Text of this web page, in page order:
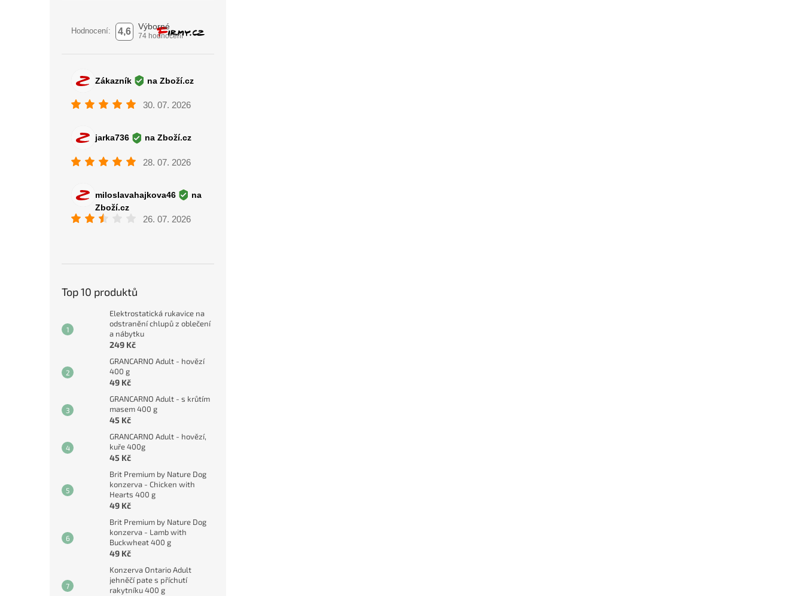
Top 10 produktů
Elektrostatická rukavice na
odstranění chlupů z oblečení
a nábytku
249 Kč
GRANCARNO Adult - hovězí
400 g
49 Kč
GRANCARNO Adult - s krůtím
masem 400 g
45 Kč
GRANCARNO Adult - hovězí,
kuře 400g
45 Kč
Brit Premium by Nature Dog
konzerva - Chicken with
Hearts 400 g
49 Kč
Brit Premium by Nature Dog
konzerva - Lamb with
Buckwheat 400 g
49 Kč
Konzerva Ontario Adult
jehněčí pate s příchutí
rakytníku 400 g